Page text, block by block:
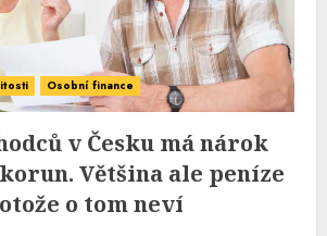
Osobní finance
v Česku má nárok
Většina ale peníze
o tom neví